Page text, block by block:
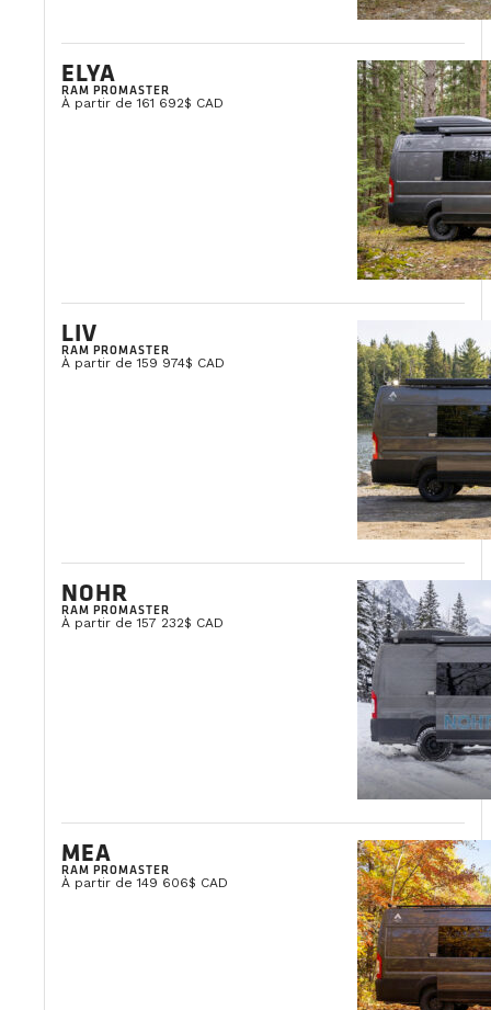
ELYA
RAM PROMASTER
À partir de 161 692$ CAD
LIV
RAM PROMASTER
À partir de 159 974$ CAD
NOHR
RAM PROMASTER
À partir de 157 232$ CAD
MEA
RAM PROMASTER
À partir de 149 606$ CAD